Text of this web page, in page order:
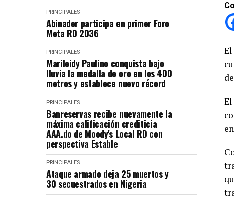
PRINCIPALES
Abinader participa en primer Foro
Meta RD 2036
PRINCIPALES
Marileidy Paulino conquista bajo
lluvia la medalla de oro en los 400
metros y establece nuevo récord
PRINCIPALES
Banreservas recibe nuevamente la
máxima calificación crediticia
AAA.do de Moody's Local RD con
perspectiva Estable
PRINCIPALES
Ataque armado deja 25 muertos y
30 secuestrados en Nigeria